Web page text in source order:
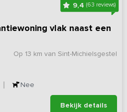
9,4 (63 reviews)
vlak naast een
Op 13 km van Sint-Michielsgestel
Nee
Bekijk details